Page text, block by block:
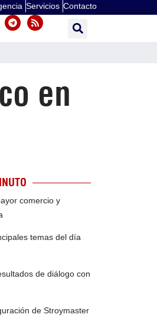
Servicios Contacto
en
comercio y
temas del día
de diálogo con
de Stroymaster